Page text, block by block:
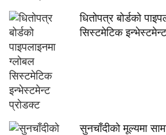
धितोपत्र बोर्डको
सिस्टमेटिक
सुनचाँदीको मूल्यमा